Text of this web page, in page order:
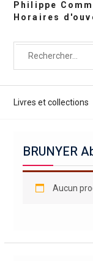
Livres et collections
BRUNYER
Aucun